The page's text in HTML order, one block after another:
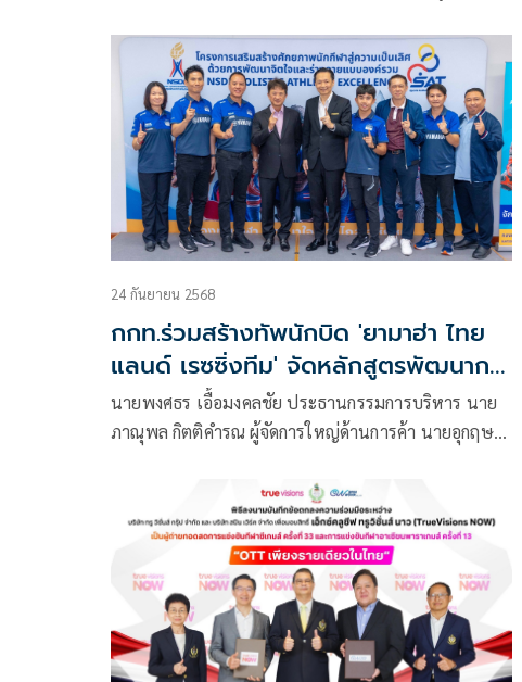
สำเร็จในซีเกมส์และอาเซียนพาราเกมส์ 2025 ตอกย้ำ
พลังแห่งชัยชนะด้วยการสนับสนุนเมนูสุขภาพกว่า 90 มื้อ
ตลอด 3 เดือนเต็ม มี เชฟนานา รังสรรค์ 12 เมนูพิเศษ
“มื้ออาหารแห่งชัยชนะ (Winning Meals)” พลิกโฉม
อาหารยอดฮิตผสานกับโภชนาการเพื่อเพิ่มศักยภาพถึงขีด
สุด
24 กันยายน 2568
กกท.ร่วมสร้างทัพนักบิด 'ยามาฮ่า ไทย
แลนด์ เรซซิ่งทีม' จัดหลักสูตรพัฒนาการ
กีฬาสู่ความเป็นเลิศ
นายพงศธร เอื้อมงคลชัย ประธานกรรมการบริหาร นาย
ภาณุพล กิตติคำรณ ผู้จัดการใหญ่ด้านการค้า นายอุกฤษณ์
ตลาด บริษัท ไทยยามาฮ่ามอเตอร์ จำกัด ไอเดีย กฤตภัทร
เขื่อนคำ นักแข่งยามาฮ่า ไทยแลนด์ เรซซิ่งทีม ให้การ
ต้อนรับพร้อมถ่ายภาพร่วมกับ นายทนุเกียรติ จันทร์ชุม ผู้
จัดการกองทุนพัฒนาการกีฬาแห่งชาติ นายพรชลิต จุรา
รักษ์พงศ์ ผอ.กองวิทยาศาสตร์การกีฬา การกีฬาแห่ง
ประเทศไทย ใน “โครงการเสริมสร้างศักยภาพนักกีฬาสู่
ความเป็นเลิศด้วยการพัฒนาจิตใจ และร่างกายแบบองค์